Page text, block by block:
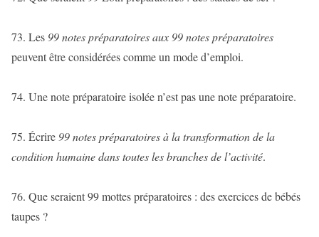
73. Les 99 notes préparatoires aux 99 notes préparatoires
peuvent être considérées comme un mode d’emploi.
74. Une note préparatoire isolée n’est pas une note préparatoire.
75. Écrire 99 notes préparatoires à la transformation de la
condition humaine dans toutes les branches de l’activité.
76. Que seraient 99 mottes préparatoires : des exercices de bébés
taupes ?